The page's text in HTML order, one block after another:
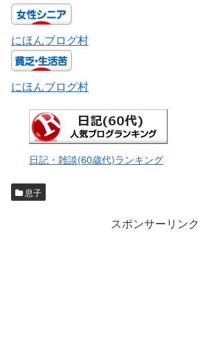
にほんブログ村
にほんブログ村
日記・雑談(60歳代)ランキング
息子
スポンサーリンク